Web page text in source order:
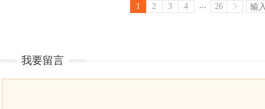
1 2 3 4 ... 26
我要留言